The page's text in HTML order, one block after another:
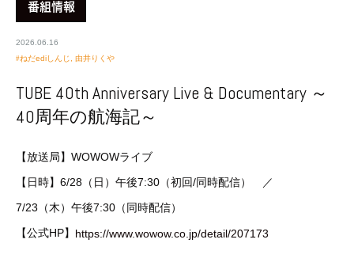
番組情報
2026.06.16
ねだediしんじ
由井りくや
TUBE 40th Anniversary Live & Documentary ～
40周年の航海記～
【放送局】WOWOWライブ
【日時】6/28（日）午後7:30（初回/同時配信） ／
7/23（木）午後7:30（同時配信）
【公式HP】 https://www.wowow.co.jp/detail/207173